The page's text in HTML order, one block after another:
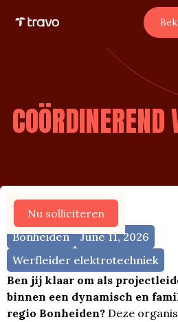
Meer vacatures
Bonheiden
June 11, 2026
Werfleider elektrotechniek
Ben jij klaar om als
binnen een dynamisch en
regio Bonheiden? Deze
Nu solliciteren